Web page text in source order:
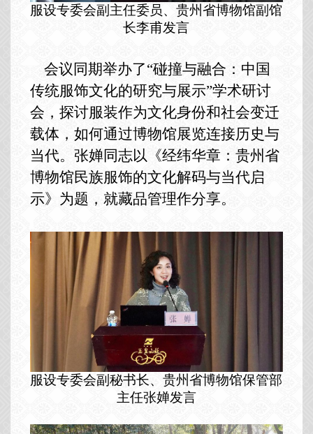
服设专委会副主任委员、贵州省博物馆副馆
长李甫发言
会议同期举办了“碰撞与融合：中国
传统服饰文化的研究与展示”学术研讨
会，探讨服装作为文化身份和社会变迁
载体，如何通过博物馆展览连接历史与
当代。张婵同志以《经纬华章：贵州省
博物馆民族服饰的文化解码与当代启
示》为题，就藏品管理作分享。
服设专委会副秘书长、贵州省博物馆保管部
主任张婵发言